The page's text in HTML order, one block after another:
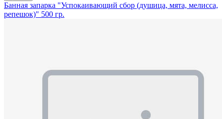
Банная запарка "Успокаивающий сбор (душица, мята, мелисса,
репешок)" 500 гр.